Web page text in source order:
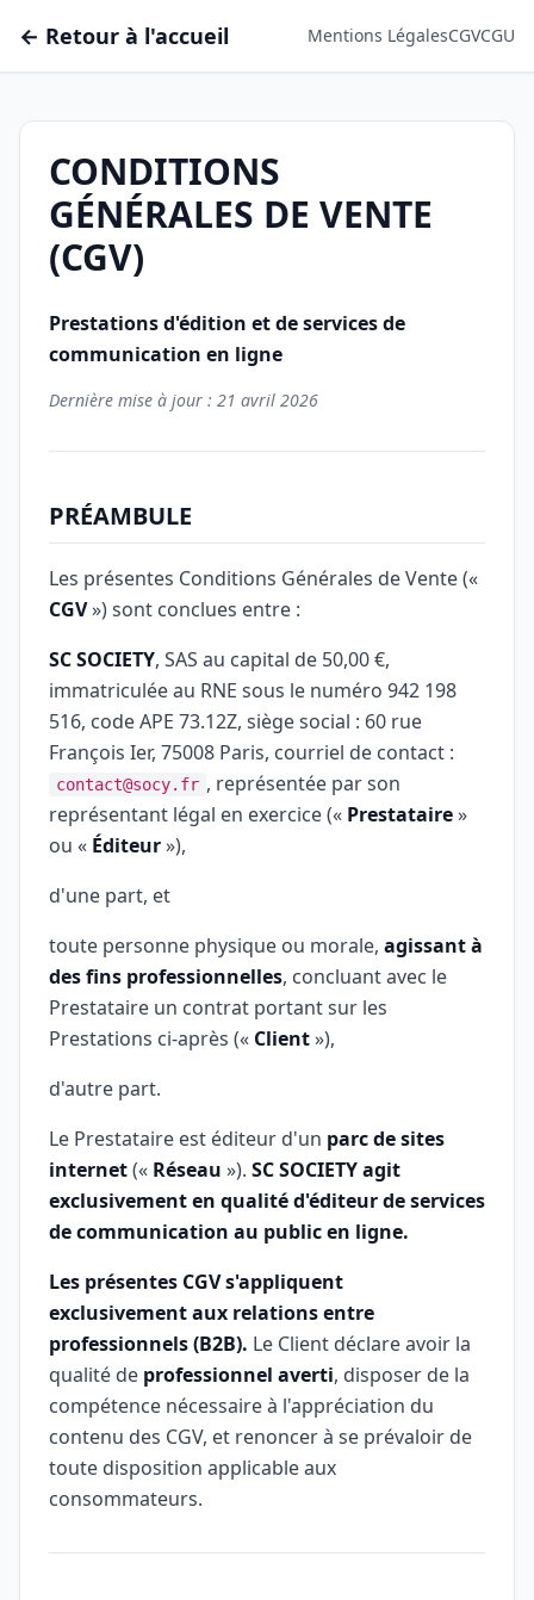
← Retour à l'accueil Mentions LégalesCGVCGU
CONDITIONS
GÉNÉRALES DE VENTE
(CGV)
Prestations d'édition et de services de
communication en ligne
Dernière mise à jour : 21 avril 2026
PRÉAMBULE
Les présentes Conditions Générales de Vente («
CGV») sont conclues entre :
SC SOCIETY, SAS au capital de 50,00 €,
immatriculée au RNE sous le numéro 942 198
516, code APE 73.12Z, siège social : 60 rue
François Ier, 75008 Paris, courriel de contact :
contact@socy.fr , représentée par son
représentant légal en exercice (« Prestataire»
ou « Éditeur»),
d'une part, et
toute personne physique ou morale, agissant à
des fins professionnelles, concluant avec le
Prestataire un contrat portant sur les
Prestations ci-après (« Client»),
d'autre part.
Le Prestataire est éditeur d'un parc de sites
internet(« Réseau »). SC SOCIETY agit
exclusivement en qualité d'éditeur de services
de communication au public en ligne.
Les présentes CGV s'appliquent
exclusivement aux relations entre
professionnels (B2B). Le Client déclare avoir la
qualité de professionnel averti, disposer de la
compétence nécessaire à l'appréciation du
contenu des CGV, et renoncer à se prévaloir de
toute disposition applicable aux
consommateurs.